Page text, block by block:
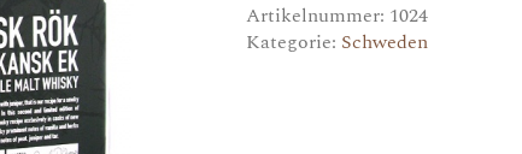
Artikelnummer: 1024
Kategorie: Schweden